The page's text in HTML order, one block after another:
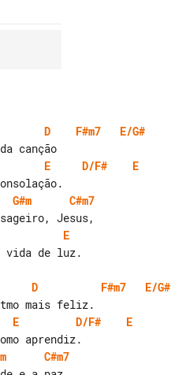
D F#m7
E/G#
E D/F#
E
G#m
C#m7
E
vida de luz.
D F#m7
E/G#
E D/F#
E
C#m7